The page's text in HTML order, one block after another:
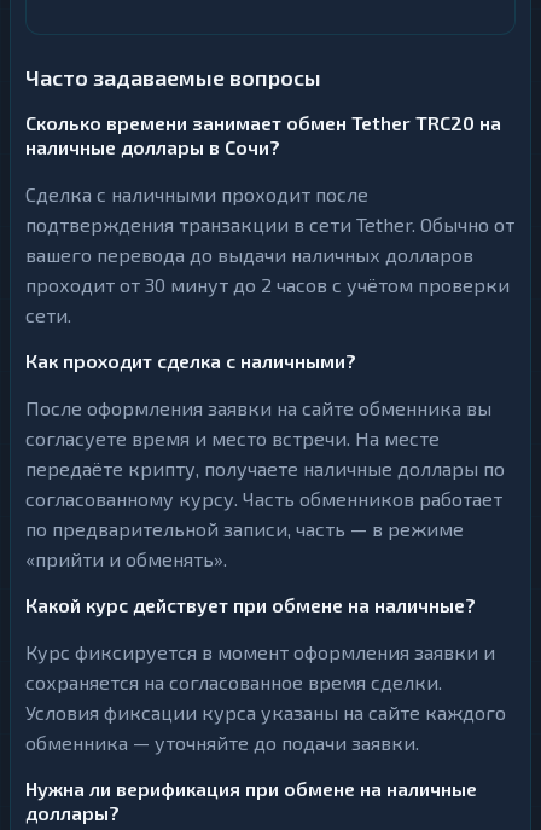
Часто задаваемые вопросы
Сколько времени занимает обмен Tether TRC20 на
наличные доллары в Сочи?
Сделка с наличными проходит после
подтверждения транзакции в сети Tether. Обычно от
вашего перевода до выдачи наличных долларов
проходит от 30 минут до 2 часов с учётом проверки
сети.
Как проходит сделка с наличными?
После оформления заявки на сайте обменника вы
согласуете время и место встречи. На месте
передаёте крипту, получаете наличные доллары по
согласованному курсу. Часть обменников работает
по предварительной записи, часть — в режиме
«прийти и обменять».
Какой курс действует при обмене на наличные?
Курс фиксируется в момент оформления заявки и
сохраняется на согласованное время сделки.
Условия фиксации курса указаны на сайте каждого
обменника — уточняйте до подачи заявки.
Нужна ли верификация при обмене на наличные
доллары?